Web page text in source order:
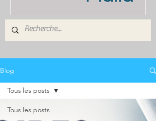
Blog
Tous les posts
Tous les posts